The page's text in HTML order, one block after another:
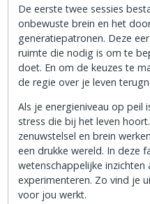
De eerste twee sessies
onbewuste brein en het
generatiepatronen. Deze
ruimte die nodig is om te
doet. En om de keuzes te
de regie over je leven
Als je energieniveau op peil
stress die bij het leven
zenuwstelsel en brein
een drukke wereld. In deze
wetenschappelijke
experimenteren. Zo vind je
voor jou werkt.